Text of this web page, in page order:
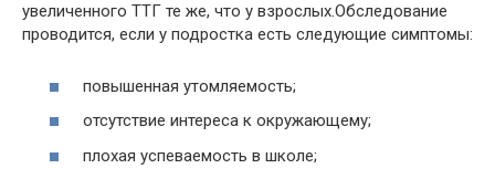
увеличенного ТТГ те же, что у взрослых.Обследование
проводится, если у подростка есть следующие симптомы:
повышенная утомляемость;
отсутствие интереса к окружающему;
плохая успеваемость в школе;